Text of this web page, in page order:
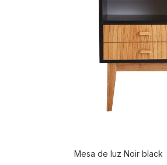
Mesa de luz Noir black